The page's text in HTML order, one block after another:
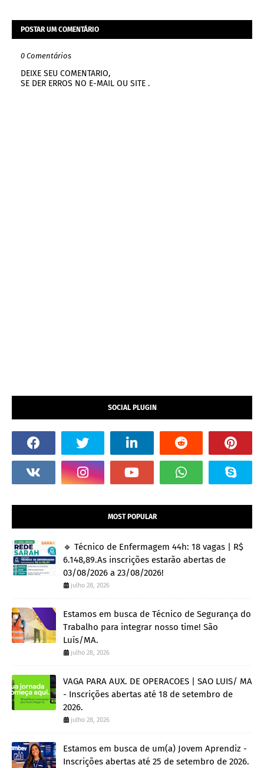
POSTAR UM COMENTÁRIO
0 Comentários
DEIXE SEU COMENTARIO,
SE DER ERROS NO E-MAIL OU SITE .
SOCIAL PLUGIN
MOST POPULAR
🔹 Técnico de Enfermagem 44h: 18 vagas | R$
6.148,89.As inscrições estarão abertas de
03/08/2026 a 23/08/2026!
julho 28, 2026
Estamos em busca de Técnico de Segurança do
Trabalho para integrar nosso time! São
Luís/MA.
julho 28, 2026
VAGA PARA AUX. DE OPERACOES | SAO LUIS/ MA
- Inscrições abertas até 18 de setembro de
2026.
julho 28, 2026
Estamos em busca de um(a) Jovem Aprendiz -
Inscrições abertas até 25 de setembro de 2026.